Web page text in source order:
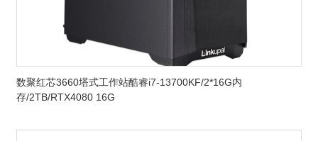
数聚红芯3660塔式工作站酷睿i7-13700KF/2*16G内
存/2TB/RTX4080 16G